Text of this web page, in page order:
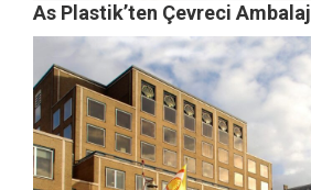
As Plastik’ten Çevreci Ambalaj